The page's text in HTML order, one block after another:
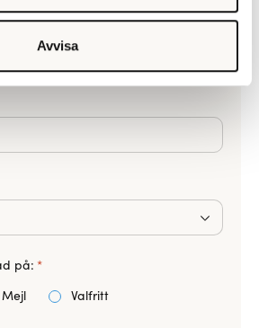
Avvisa
på: *
Mejl Valfritt